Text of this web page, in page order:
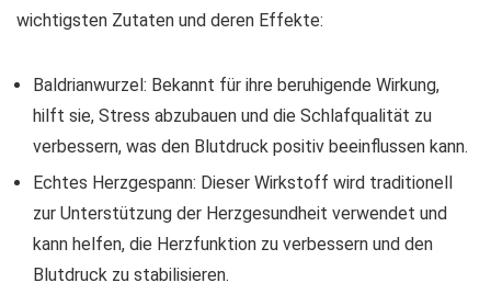
wichtigsten Zutaten und deren Effekte:
Baldrianwurzel: Bekannt für ihre beruhigende Wirkung,
hilft sie, Stress abzubauen und die Schlafqualität zu
verbessern, was den Blutdruck positiv beeinflussen kann.
Echtes Herzgespann: Dieser Wirkstoff wird traditionell
zur Unterstützung der Herzgesundheit verwendet und
kann helfen, die Herzfunktion zu verbessern und den
Blutdruck zu stabilisieren.